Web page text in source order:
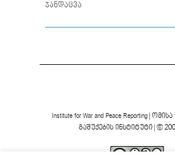
ჯანდაცვა
Institute for War and Peace Reporting| ომისა
გაშუქების ინსტიტუტი| ©